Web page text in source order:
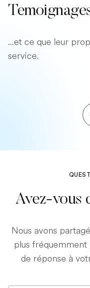
...et ce que leur
service.
Avez-vous
Nous avons
plus fréquemment
de réponse à